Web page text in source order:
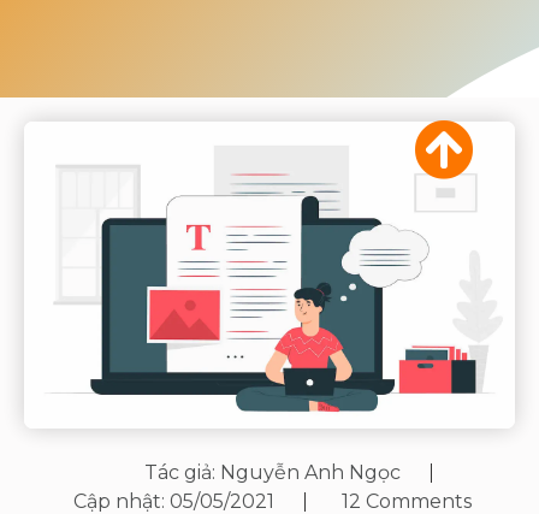
Tác giả: Nguyễn Anh Ngọc
Cập nhật: 05/05/2021 12 Comments